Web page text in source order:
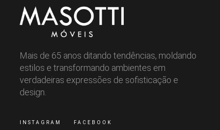
Mais de 65 anos ditando tendências, moldando
estilos e transformando ambientes em
verdadeiras expressões de sofisticação e
design.
INSTAGRAM FACEBOOK